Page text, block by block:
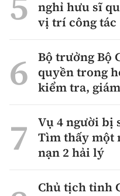
nghỉ hưu sĩ
vị trí công tác
Bộ trưởng Bộ
quyền trong
kiểm tra,
Vụ 4 người bị
Tìm thấy một
nạn 2 hải lý
Chủ tịch tỉnh